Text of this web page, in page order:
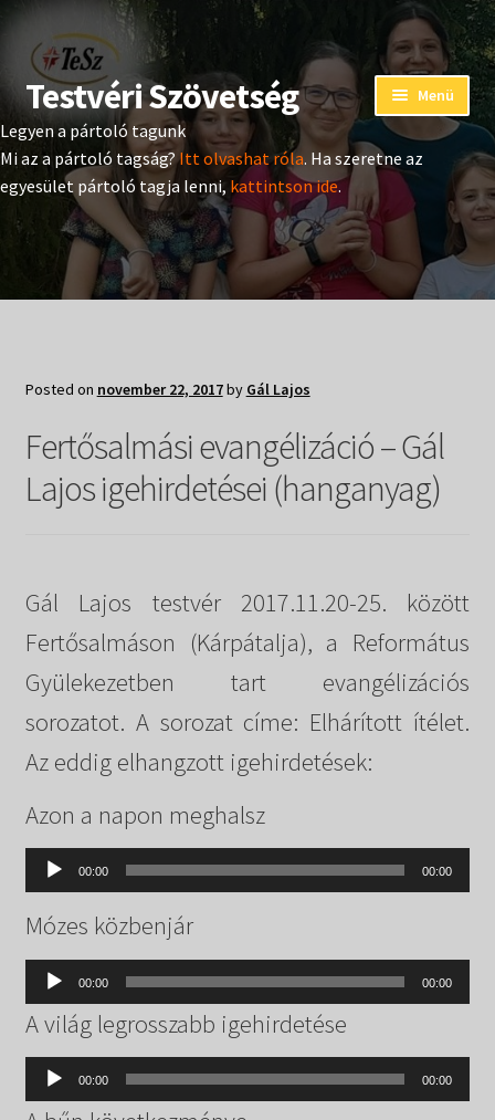
Ugrás
a
navigációhoz
Kilépés
a
tartalomba
Testvéri Szövetség Menü
Eseménynaptár
Adományozás
Pártoló tag belépés
Hírek
Kiadványok
Expand
child
menu
Táborok
Expand
child
Legyen a pártoló tagunk
Mi az a pártoló tagság?Itt olvashat róla. Ha szeretne az
egyesület pártoló tagja lenni, kattintson ide.
Posted on november 22, 2017by Gál Lajos
Fertősalmási evangélizáció – Gál
Lajos igehirdetései (hanganyag)
Gál Lajos testvér 2017.11.20-25. között
Fertősalmáson (Kárpátalja), a Református
Gyülekezetben tart evangélizációs
sorozatot. A sorozat címe: Elhárított ítélet.
Az eddig elhangzott igehirdetések:
Azon a napon meghalsz
Audió
lejátszó
00:00 00:00
Mózes közbenjár
Audió
lejátszó
00:00 00:00
A világ legrosszabb igehirdetése
Audió
lejátszó
00:00 00:00